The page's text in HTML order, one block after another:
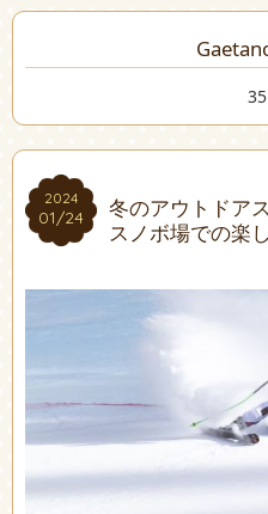
2024
01/24
2024
01/24
冬のアウトドア
スノボ場での楽